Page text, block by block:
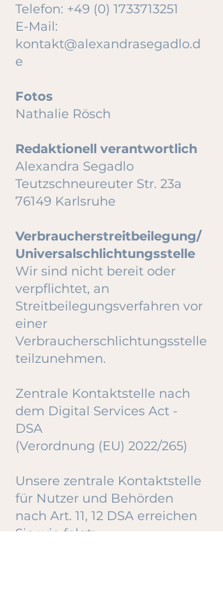
Telefon: +49 (0) 1733713251
E-Mail:
kontakt@alexandrasegadlo.d
e
Fotos
Nathalie Rösch
Redaktionell verantwortlich
Alexandra Segadlo
Teutzschneureuter Str. 23a
76149 Karlsruhe
Verbraucherstreitbeilegung/
Universalschlichtungsstelle
Wir sind nicht bereit oder
verpflichtet, an
Streitbeilegungsverfahren vor
einer
Verbraucherschlichtungsstelle
teilzunehmen.
Zentrale Kontaktstelle nach
dem Digital Services Act -
DSA
(Verordnung (EU) 2022/265)
Unsere zentrale Kontaktstelle
für Nutzer und Behörden
nach Art. 11, 12 DSA erreichen
Sie wie folgt: